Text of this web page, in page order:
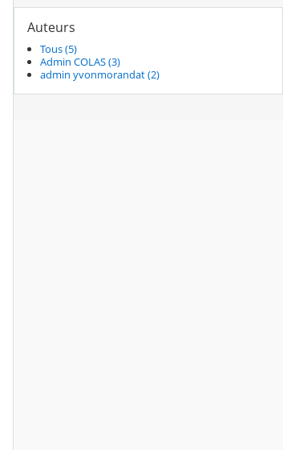
Auteurs
Tous (5)
Admin COLAS (3)
admin yvonmorandat (2)